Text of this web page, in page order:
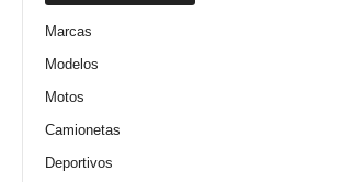
Marcas
Modelos
Motos
Camionetas
Deportivos